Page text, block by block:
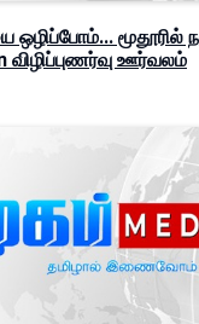
ஒழிப்போம்... மூதூரில்
விழிப்புணர்வு ஊர்வலம்